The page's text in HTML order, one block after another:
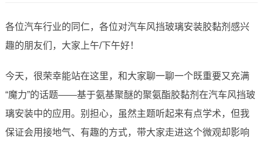
各位汽车行业的同仁，各位对汽车风挡玻璃安装胶黏剂感兴
趣的朋友们，大家上午/下午好！
今天，很荣幸能站在这里，和大家聊一聊一个既重要又充满
“魔力”的话题——基于氨基聚醚的聚氨酯胶黏剂在汽车风挡玻
璃安装中的应用。别担心，虽然主题听起来有点学术，但我
保证会用接地气、有趣的方式，带大家走进这个微观却影响